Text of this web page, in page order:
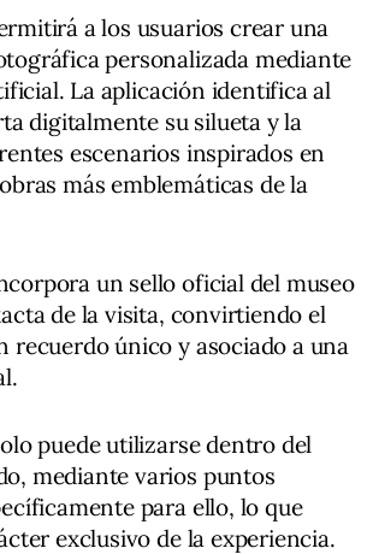
a los usuarios crear una
personalizada mediante
La aplicación identifica al
digitalmente su silueta y la
escenarios inspirados en
más emblemáticas de la
un sello oficial del museo
de la visita, convirtiendo el
recuerdo único y asociado a una
puede utilizarse dentro del
mediante varios puntos
para ello, lo que
exclusivo de la experiencia.